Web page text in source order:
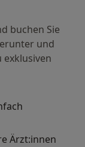
buchen Sie
und
exklusiven
Ärzt:innen